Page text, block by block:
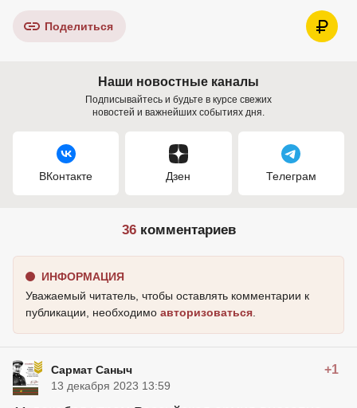
Поделиться
Наши новостные каналы
Подписывайтесь и будьте в курсе свежих
новостей и важнейших событиях дня.
ВКонтакте Дзен Телеграм
36комментариев
ИНФОРМАЦИЯ
Уважаемый читатель, чтобы оставлять комментарии к
публикации, необходимо авторизоваться
Сармат Саныч +1
13 декабря 2023 13:59